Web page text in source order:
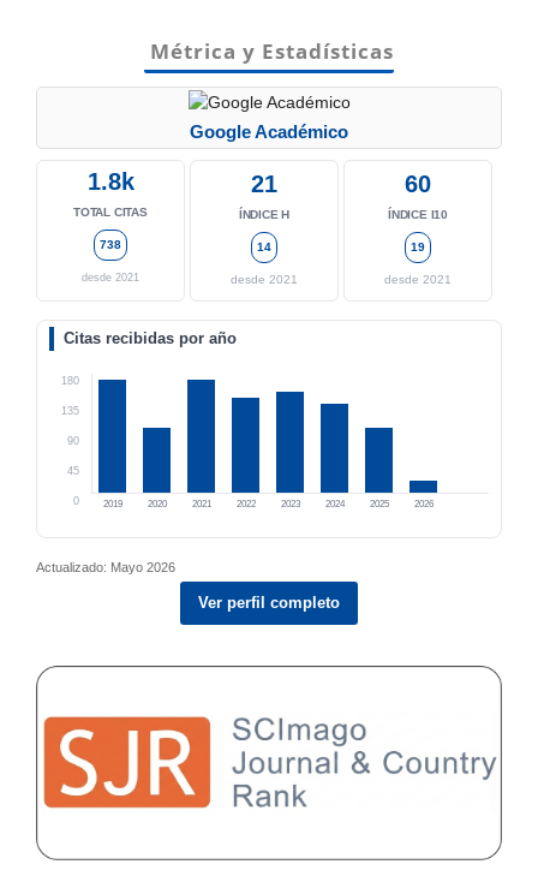
Métrica y Estadísticas
Google Académico
1.8k
TOTAL CITAS
738
desde 2021
21
ÍNDICE H
14
desde 2021
60
ÍNDICE I10
19
desde 2021
Citas recibidas por año
180
135
90
45
0 2019 2020 2021 2022 2023 2024 2025 2026
Actualizado: Mayo 2026
Ver perfil completo